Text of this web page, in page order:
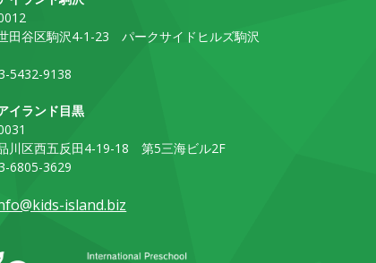
田谷区駒沢4-1-23 パークサイドヒルズ駒沢
5432-9138
イランド目黒
川区西五反田4-19-18 第5三海ビル2F
6805-3629
island.biz